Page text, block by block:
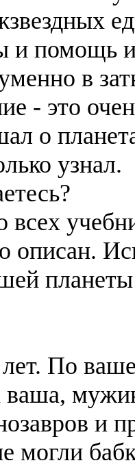
и помощь
в
- это
о
узнал.
описан.
По
и
могли